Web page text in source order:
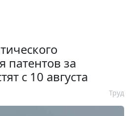
патентов за
с 10 августа
Труд